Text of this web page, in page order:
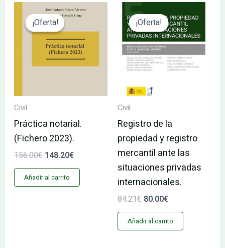
¡Oferta!
¡Oferta!
Civil
Práctica notarial.
(Fichero 2023).
156.00€
El
precio
original
era:
156.00€.
148.20€
El
precio
es:
148.20€.
Añadir al carrito
¡Oferta!
¡Oferta!
Civil
Registro de la
propiedad y registro
mercantil ante las
situaciones privadas
internacionales.
84.21€
precio
original
era:
84.21€.
80.00€
precio
actual
es:
Añadir al carrito